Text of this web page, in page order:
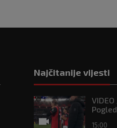
Najčitanije vijesti
15:00